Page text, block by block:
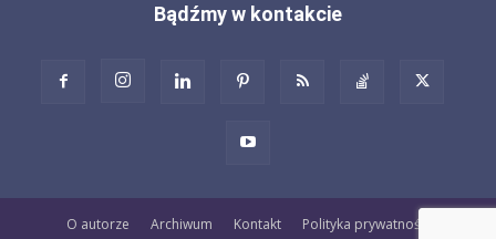
Bądźmy w kontakcie
O autorze Archiwum Kontakt Polityka prywatności